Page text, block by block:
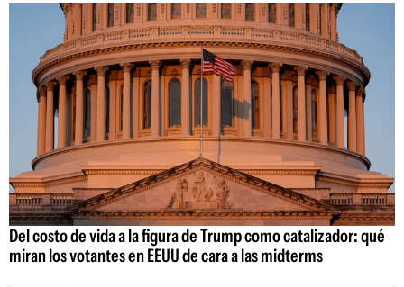
Del costo de vida a la figura de Trump como catalizador: qué
miran los votantes en EEUU de cara a las midterms